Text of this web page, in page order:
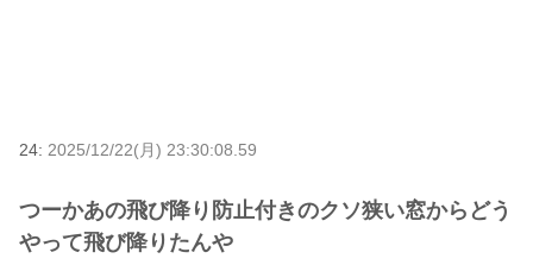
24: 2025/12/22(月) 23:30:08.59
つーかあの飛び降り防止付きのクソ狭い窓からどう
やって飛び降りたんや